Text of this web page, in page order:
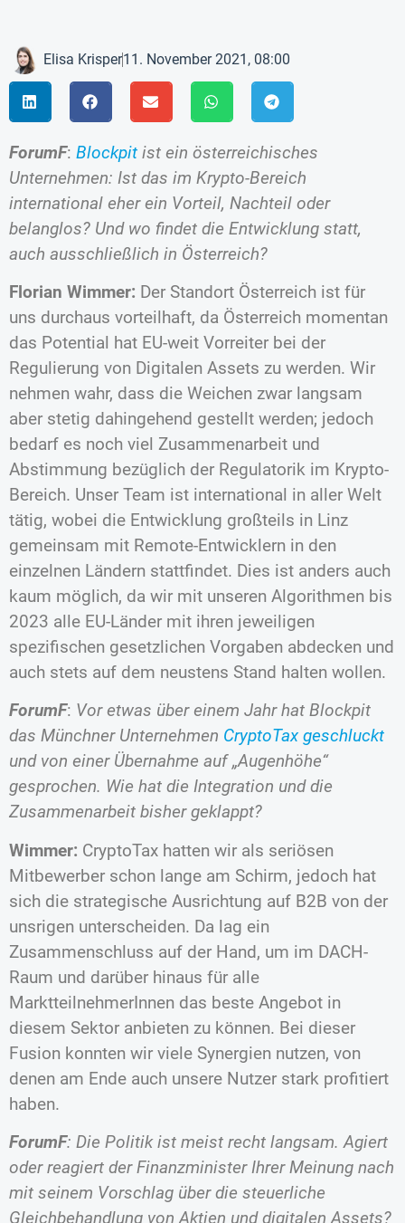
Elisa Krisper11. November 2021, 08:00
ForumF: Blockpit ist ein österreichisches
Unternehmen: Ist das im Krypto-Bereich
international eher ein Vorteil, Nachteil oder
belanglos? Und wo findet die Entwicklung statt,
auch ausschließlich in Österreich?
Florian Wimmer: Der Standort Österreich ist für
uns durchaus vorteilhaft, da Österreich momentan
das Potential hat EU-weit Vorreiter bei der
Regulierung von Digitalen Assets zu werden. Wir
nehmen wahr, dass die Weichen zwar langsam
aber stetig dahingehend gestellt werden; jedoch
bedarf es noch viel Zusammenarbeit und
Abstimmung bezüglich der Regulatorik im Krypto-
Bereich. Unser Team ist international in aller Welt
tätig, wobei die Entwicklung großteils in Linz
gemeinsam mit Remote-Entwicklern in den
einzelnen Ländern stattfindet. Dies ist anders auch
kaum möglich, da wir mit unseren Algorithmen bis
2023 alle EU-Länder mit ihren jeweiligen
spezifischen gesetzlichen Vorgaben abdecken und
auch stets auf dem neustens Stand halten wollen.
ForumF: Vor etwas über einem Jahr hat Blockpit
das Münchner Unternehmen CryptoTax geschluckt
und von einer Übernahme auf „Augenhöhe“
gesprochen. Wie hat die Integration und die
Zusammenarbeit bisher geklappt?
Wimmer: CryptoTax hatten wir als seriösen
Mitbewerber schon lange am Schirm, jedoch hat
sich die strategische Ausrichtung auf B2B von der
unsrigen unterscheiden. Da lag ein
Zusammenschluss auf der Hand, um im DACH-
Raum und darüber hinaus für alle
MarktteilnehmerInnen das beste Angebot in
diesem Sektor anbieten zu können. Bei dieser
Fusion konnten wir viele Synergien nutzen, von
denen am Ende auch unsere Nutzer stark profitiert
haben.
ForumF: Die Politik ist meist recht langsam. Agiert
oder reagiert der Finanzminister Ihrer Meinung nach
mit seinem Vorschlag über die steuerliche
Gleichbehandlung von Aktien und digitalen Assets?